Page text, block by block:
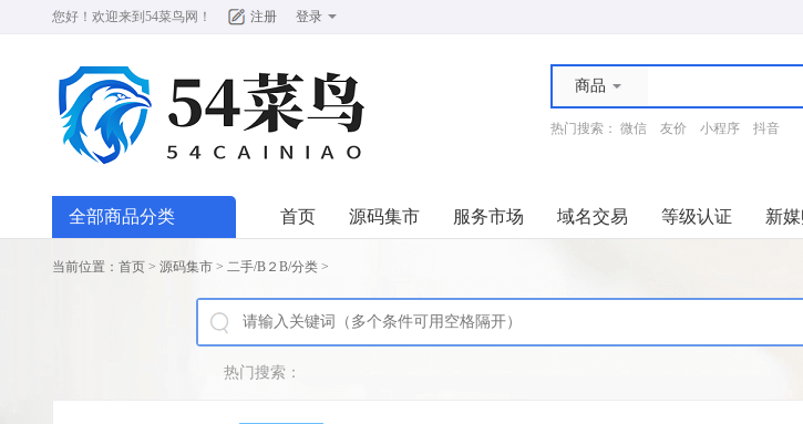
您好！欢迎来到 54菜鸟网 ！ 注册 登录
商品
热门搜索： 微信 友价 小程序 抖音
全部商品分类 首页 源码集市 服务市场 域名交易 等级认证 新
当前位置： 首页 > 源码集市 > 二手/B２B/分类 >
热门搜索：